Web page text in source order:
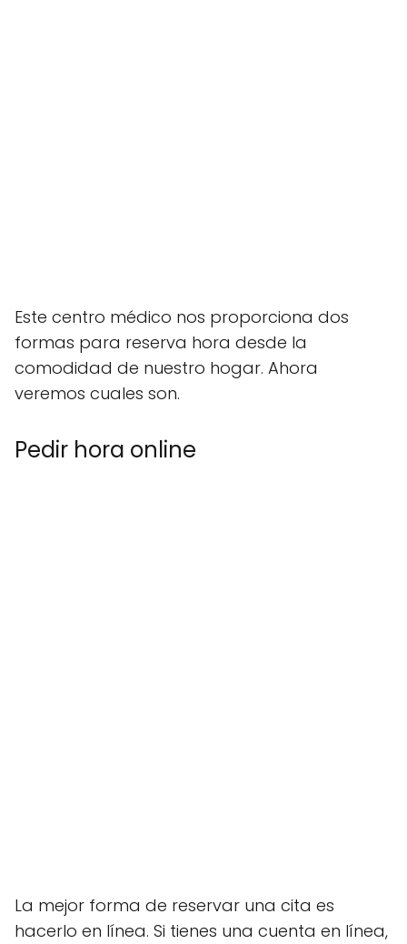
Este centro médico nos proporciona dos
formas para reserva hora desde la
comodidad de nuestro hogar. Ahora
veremos cuales son.
Pedir hora online
La mejor forma de reservar una cita es
hacerlo en línea. Si tienes una cuenta en línea,